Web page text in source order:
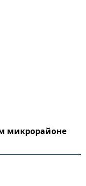
микрорайоне